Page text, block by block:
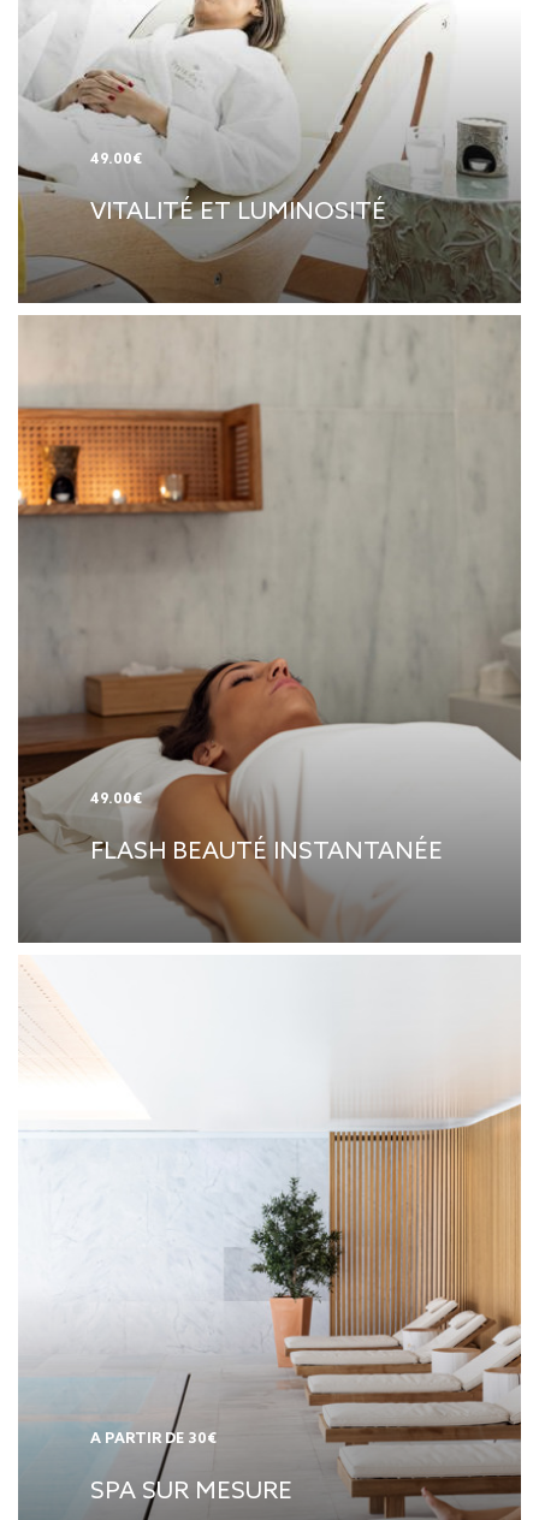
49.00€
VITALITÉ ET LUMINOSITÉ
49.00€
FLASH BEAUTÉ INSTANTANÉE
A PARTIR DE 30€
SPA SUR MESURE